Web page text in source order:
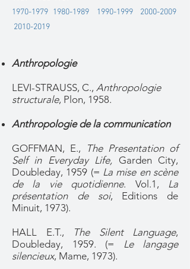
1970-1979 1980-1989 1990-1999
2000-2009
2010-2019
Anthropologie
LEVI-STRAUSS, C., Anthropologie
structurale, Plon, 1958.
Anthropologie de la communication
GOFFMAN, E.,
The Presentation of
Self in Everyday Life, Garden City,
Doubleday, 1959 (= La mise en scène
de la vie quotidienne. Vol.1, La
présentation de soi, Editions de
Minuit, 1973).
HALL E.T., The Silent Language,
Doubleday, 1959. (= Le langage
silencieux, Mame, 1973).